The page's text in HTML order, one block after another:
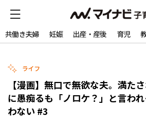
共働き夫婦 妊娠 出産・産後 育児
ライフ
【漫画】無口で無欲な夫。満た
に愚痴るも「ノロケ？」と言わ
わない #3